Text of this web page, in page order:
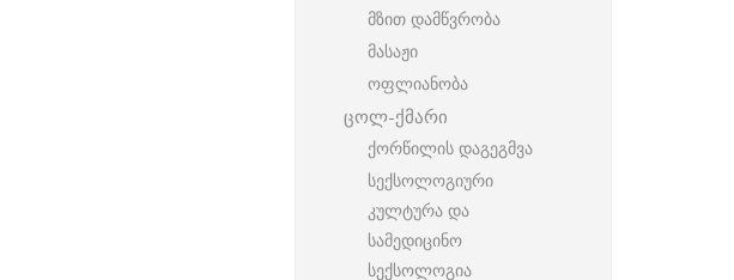
მზით დამწვრობა
მასაჟი
ოფლიანობა
ცოლ-ქმარი
ქორწილის დაგეგმვა
სექსოლოგიური
კულტურა და
სამედიცინო
სექსოლოგია